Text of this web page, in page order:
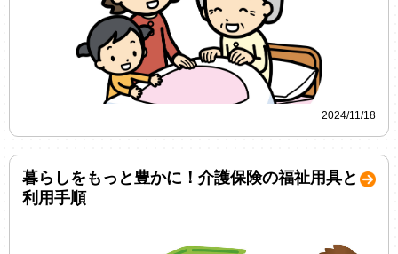
2024/11/18
暮らしをもっと豊かに！介護保険の福祉用具と
利用手順